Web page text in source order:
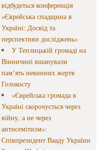
відбудеться конференція
«Єврейська спадщина в
Україні: Досвід та
перспективи досліджень»
У Теплицькій громаді на
Вінничині вшанували
пам’ять невинних жертв
Голокосту
«Єврейська громада в
Україні скорочується через
війну, а не через
антисемітизм»:
Співпрезидент Вааду України